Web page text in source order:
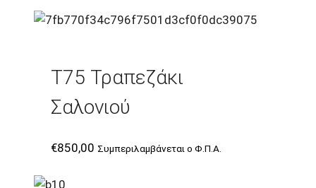
T75 Τραπεζάκι
Σαλονιού
€850,00 Συμπεριλαμβάνεται ο Φ.Π.Α.